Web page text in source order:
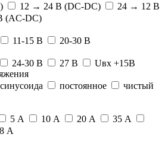
12 → 24 B (DC-DC)
24 → 12 B
(AC-DC)
11-15 В
20-30 В
24-30 В 27 В
Uвх +15В
постоянное
чистый
5 А 10 А 20 А
35 А
8 А